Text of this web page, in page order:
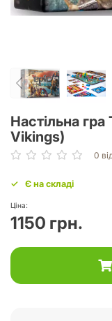
Настільна гра
Vikings)
0
Є на складі
Ціна:
1150 грн.